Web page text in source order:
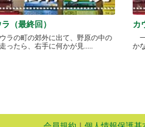
（最終回）
ラの町の郊外に出て、野原の中の
ったら、右手に何かが見.....
カ
か